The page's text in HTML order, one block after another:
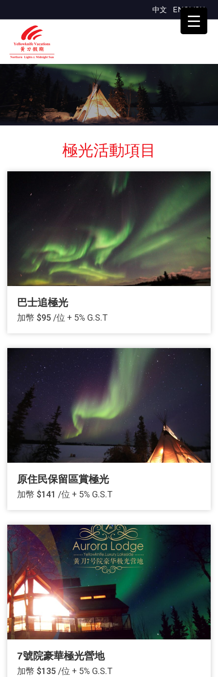
中文 ENGLISH
極光活動項目
巴士追極光
加幣 $95 /位 + 5% G.S.T
原住民保留區賞極光
加幣 $141 /位 + 5% G.S.T
7號院豪華極光營地
加幣 $135 /位 + 5% G.S.T